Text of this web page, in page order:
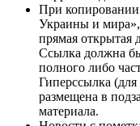
При копировании
Украины и мира»,
прямая открытая
Ссылка должна
полного либо
Гиперссылка
размещена в
материала.